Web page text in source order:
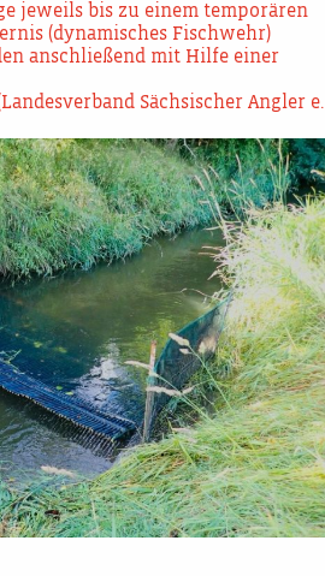
jeweils bis zu einem temporären
(dynamisches Fischwehr)
anschließend mit Hilfe einer
Sächsischer Angler e.